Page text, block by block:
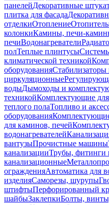
панелейДекоративные
плитка для фасада
отделкиОтопление
колонкиКамины, печи-
печиВодонагреватели
полТеплые плинтусы
климатической техникой
оборудования
циркуляционные
водыДымоходы и
техникойКомплектующие для
теплого полаТопливо и
оборудования
для каминов, печей
водонагревателей
вантузыПрочистные машины
канализацииТрубы, фитинги
канализационные
огражденияАвтоматика для
изделияСаморезы, шурупы
штифтыПерфорированный
шайбыЗаклепкиБолты,